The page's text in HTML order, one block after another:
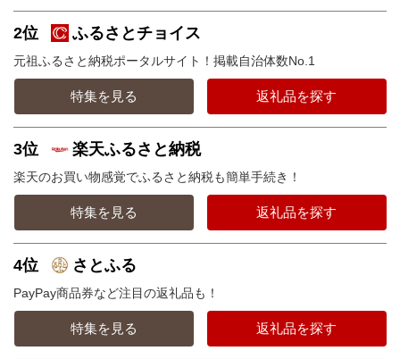
2位 ふるさとチョイス
元祖ふるさと納税ポータルサイト！掲載自治体数No.1
特集を見る 返礼品を探す
3位 楽天ふるさと納税
楽天のお買い物感覚でふるさと納税も簡単手続き！
特集を見る 返礼品を探す
4位 さとふる
PayPay商品券など注目の返礼品も！
特集を見る 返礼品を探す